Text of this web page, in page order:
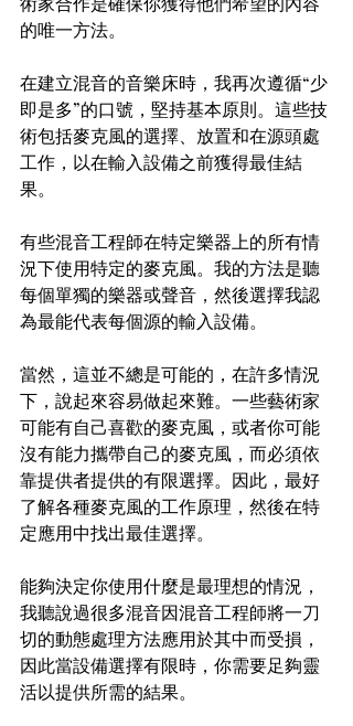
的唯一方法。
在建立混音的音樂床時，我再次遵循“少
即是多”的口號，堅持基本原則。這些技
術包括麥克風的選擇、放置和在源頭處
工作，以在輸入設備之前獲得最佳結
果。
有些混音工程師在特定樂器上的所有情
況下使用特定的麥克風。我的方法是聽
每個單獨的樂器或聲音，然後選擇我認
為最能代表每個源的輸入設備。
當然，這並不總是可能的，在許多情況
下，說起來容易做起來難。一些藝術家
可能有自己喜歡的麥克風，或者你可能
沒有能力攜帶自己的麥克風，而必須依
靠提供者提供的有限選擇。因此，最好
了解各種麥克風的工作原理，然後在特
定應用中找出最佳選擇。
能夠決定你使用什麼是最理想的情況，
我聽說過很多混音因混音工程師將一刀
切的動態處理方法應用於其中而受損，
因此當設備選擇有限時，你需要足夠靈
活以提供所需的結果。